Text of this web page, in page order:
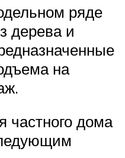
ряде
дерева и
на
дома